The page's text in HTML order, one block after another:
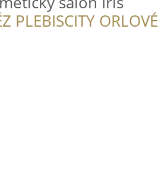
PLEBISCITY ORLOVÉ